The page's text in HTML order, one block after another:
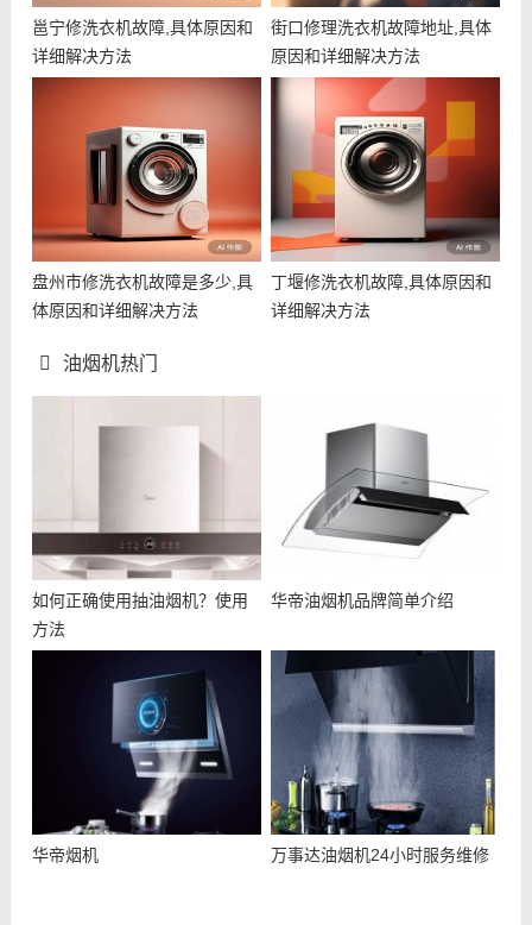
邕宁修洗衣机故障,具体原因和
详细解决方法
街口修理洗衣机故障地址,具体
原因和详细解决方法
盘州市修洗衣机故障是多少,具
体原因和详细解决方法
丁堰修洗衣机故障,具体原因和
详细解决方法
油烟机热门
如何正确使用抽油烟机？使用
方法
华帝油烟机品牌简单介绍
华帝烟机 万事达油烟机24小时服务维修